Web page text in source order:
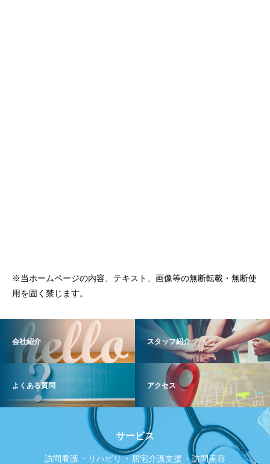
※当ホームページの内容、テキスト、画像等の無断転載・無断使
用を固く禁じます。
会社紹介 スタッフ紹介
よくある質問 アクセス
サービス
訪問看護 リハビリ 居宅介護支援 訪問美容